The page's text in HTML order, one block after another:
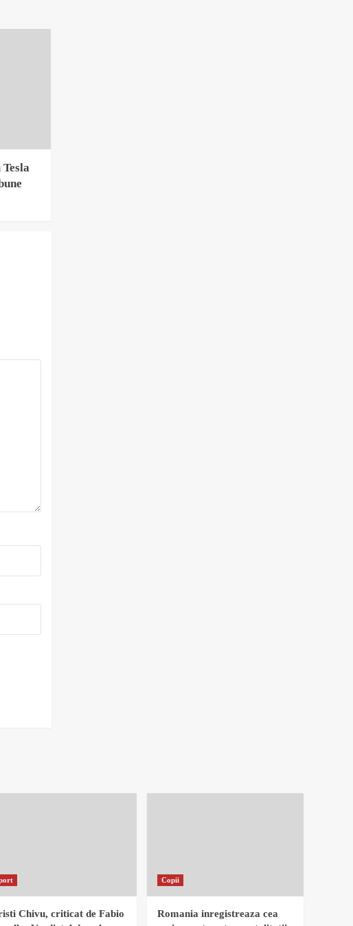
Chivu, criticat de Fabio
Copii
Romania inregistreaza cea